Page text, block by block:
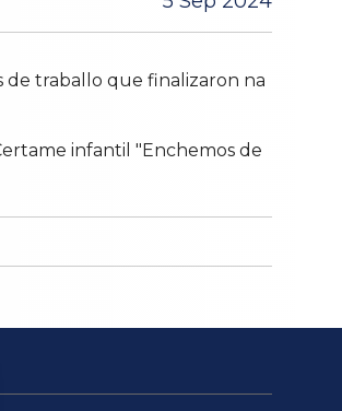
de traballo que finalizaron na
infantil "Enchemos de